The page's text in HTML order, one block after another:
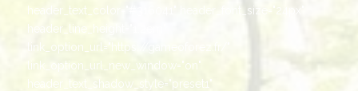
header_text_color="#316041" header_font_size="24px"
header_line_height="1.2em"
link_option_url="https://gameoforez.fr/"
link_option_url_new_window="on"
header_text_shadow_style="preset1"